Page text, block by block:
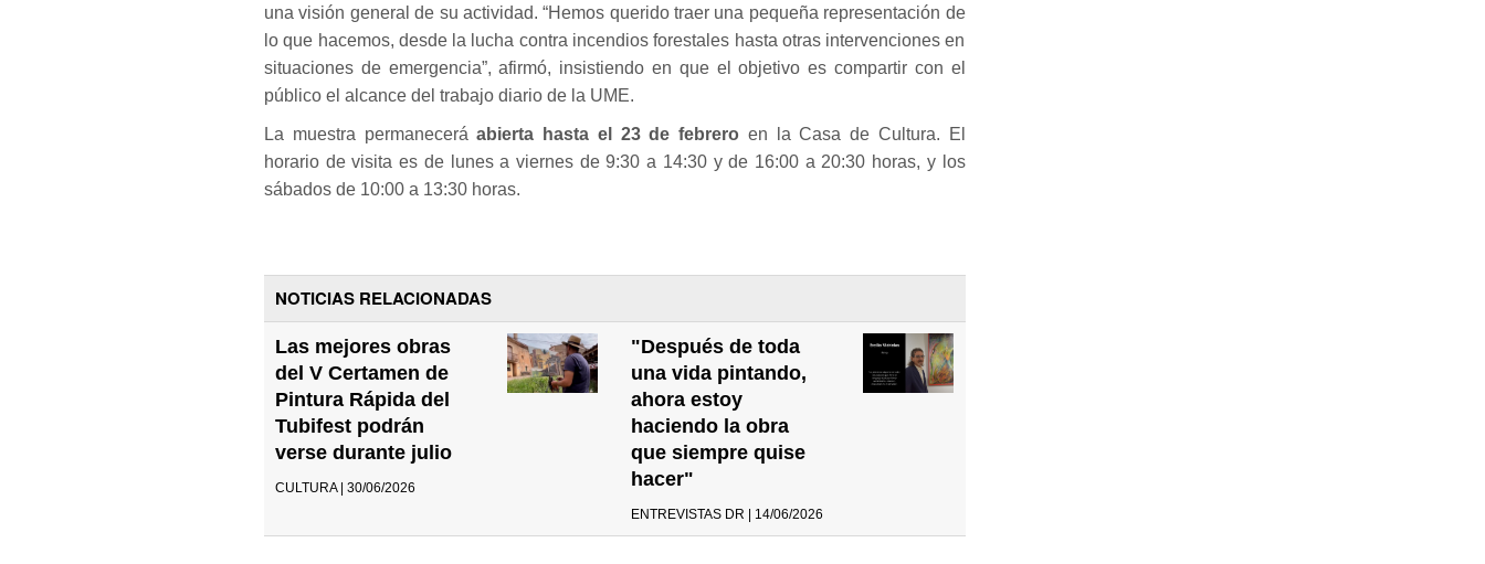
una visión general de su actividad. “Hemos querido traer una pequeña representación de
lo que hacemos, desde la lucha contra incendios forestales hasta otras intervenciones en
situaciones de emergencia”, afirmó, insistiendo en que el objetivo es compartir con el
público el alcance del trabajo diario de la UME.
La muestra permaneceráabierta hasta el 23 de febrero en la Casa de Cultura. El
horario de visita es de lunes a viernes de 9:30 a 14:30 y de 16:00 a 20:30 horas, y los
sábados de 10:00 a 13:30 horas.
NOTICIAS RELACIONADAS
Las mejores obras
del V Certamen de
Pintura Rápida del
Tubifest podrán
verse durante julio
CULTURA | 30/06/2026
"Después de toda
una vida pintando,
ahora estoy
haciendo la obra
que siempre quise
hacer"
ENTREVISTAS DR | 14/06/2026